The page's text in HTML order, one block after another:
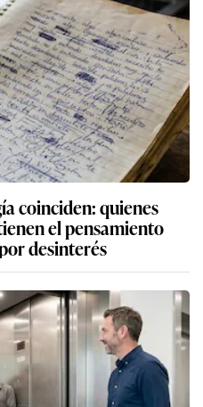
coinciden: quienes
el pensamiento
desinterés